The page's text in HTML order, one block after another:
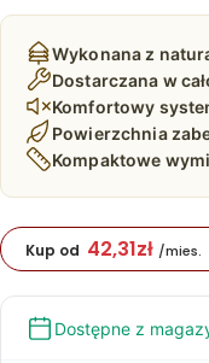
Wykonana z
Dostarczana w
Komfortowy
Powierzchnia
Kompaktowe
Kup od 42,31zł /mies.
Dostępne z